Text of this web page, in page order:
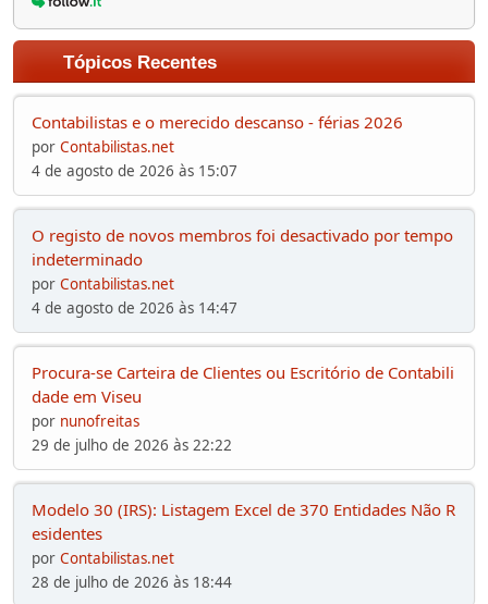
Tópicos Recentes
Contabilistas e o merecido descanso - férias 2026
por Contabilistas.net
4 de agosto de 2026 às 15:07
O registo de novos membros foi desactivado por tempo
indeterminado
por Contabilistas.net
4 de agosto de 2026 às 14:47
Procura-se Carteira de Clientes ou Escritório de Contabili
dade em Viseu
por nunofreitas
29 de julho de 2026 às 22:22
Modelo 30 (IRS): Listagem Excel de 370 Entidades Não R
esidentes
por Contabilistas.net
28 de julho de 2026 às 18:44